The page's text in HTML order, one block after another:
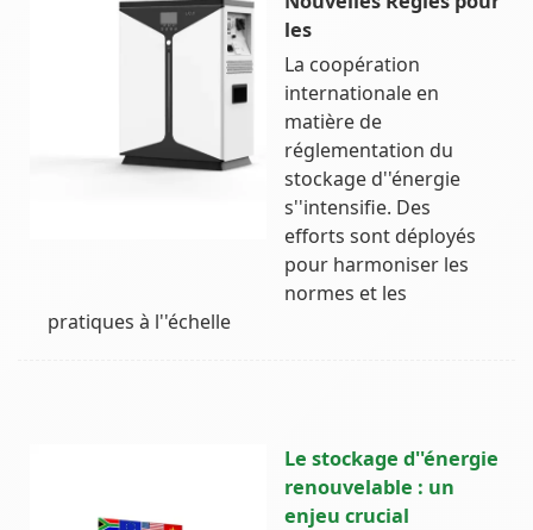
les
La coopération
internationale en
matière de
réglementation du
stockage d''énergie
s''intensifie. Des
efforts sont déployés
pour harmoniser les
normes et les
pratiques à l''échelle
Le stockage d''énergie
renouvelable : un
enjeu crucial